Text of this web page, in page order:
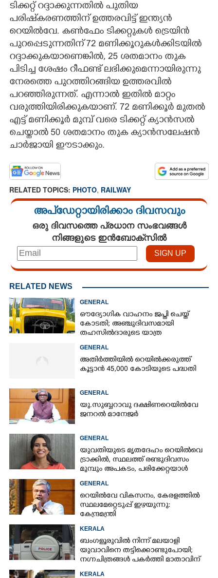
LITERATURE
ZOOM
CONTACT US
ടിക്കറ്റ് റദ്ദാക്കുന്നതിൽ പുതിയ
പരിഷ്‌കരണത്തിന് ഉത്തരവിട്ട് ഇന്ത്യൻ
റെയിൽവേ. കൺഫേം ടിക്കറ്റുകൾ ട്രെയിൻ
പുറപ്പെടുന്നതിന് 72 മണിക്കൂറുകൾക്കിടയിൽ
റദ്ദാക്കുകയാണെങ്കിൽ, 25 ശതമാനം തുക
പിടിച്ച ശേഷം റീഫണ്ട് ലഭിക്കുമെന്നായിരുന്നു
നേരത്തെ പുറത്തിറങ്ങിയ ഉത്തരവിൽ
പറഞ്ഞിരുന്നത്. എന്നാൽ ഇതിൽ മാറ്റം
വരുത്തിയിരിക്കുകയാണ്. 72 മണിക്കൂർ മുതൽ
എട്ട് മണിക്കൂർ മുമ്പ് വരെ ടിക്കറ്റ് ക്യാൻസൽ
ചെയ്താൽ 50 ശതമാനം തുക ക്യാൻസലേഷൻ
ചാർജായി ഈടാക്കും.
RELATED TOPICS: PHOTO, RAILWAY
അപ്ഡേറ്റായിരിക്കാം ദിവസവും
ഒരു ദിവസത്തെ പ്രധാന സംഭവങ്ങൾ
നിങ്ങളുടെ ഇൻബോക്സിൽ
RELATED NEWS
GENERAL
ഔദ്യോഗിക വാഹനം ജപ്തി ചെയ്ത്
കോടതി; അഞ്ചുദിവസമായി
തഹസിൽദാരുടെ യാത്ര
GENERAL
അതിർത്തിയിൽ റെയിൽക്കരുത്ത്
കൂട്ടാൻ 45,000 കോടിയുടെ പദ്ധതി
GENERAL
യു.സുബ്ബറാവു ദക്ഷിണറെയിൽവേ
ജനറൽ മാനേജർ
GENERAL
യുവതിയുടെ മൃതദേഹം റെയിൽവെ
ട്രാക്കിൽ, സ്ഥലത്ത് രണ്ടുദിവസം
മുമ്പും അപകടം, പരിക്കേറ്റയാൾ
GENERAL
റെയിൽവേ വികസനം, കേരളത്തിൽ
സ്ഥലമേറ്റെടുപ്പ് ഇഴയുന്നു:
കേന്ദ്രമന്ത്രി
KERALA
ബംഗളൂരുവിൽ നിന്ന് മലയാളി
യുവാവിനെ തട്ടിക്കൊണ്ടുപോയി;
നഗ്നചിത്രങ്ങൾ പകർത്തി മാതാവിന്
KERALA